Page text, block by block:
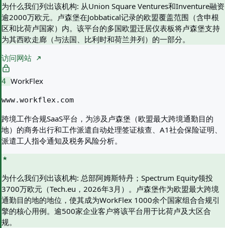
为什么我们列出该机构: 从Union Square Ventures和Inventure融资
逾2000万欧元。卢森堡在Jobbatical记录的欧盟覆盖范围（含申根
区和比荷卢国家）内。该平台的多国欧盟迁居仪表板将卢森堡支持
为其西欧走廊（与法国、比利时和荷兰并列）的一部分。
访问网站
4 WorkFlex
www.workflex.com
跨境工作合规SaaS平台，为涉及卢森堡（欧盟最大跨境通勤目的
地）的商务出行和工作派遣自动处理签证核查、A1社会保险证明、
派遣工人指令通知及税务风险分析。
为什么我们列出该机构: 总部阿姆斯特丹；Spectrum Equity领投
3700万欧元（Tech.eu，2026年3月）。卢森堡作为欧盟最大跨境
通勤目的地的地位，使其成为WorkFlex 1000余个国家组合合规引
擎的核心用例。逾500家企业客户将该平台用于比荷卢及大区合
规。